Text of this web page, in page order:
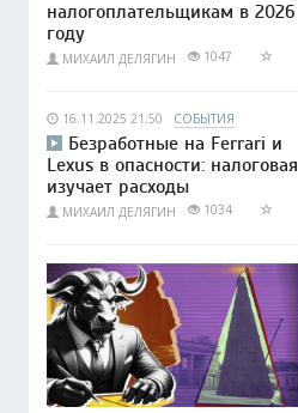
налогоплательщикам в 2026
году
МИХАИЛ ДЕЛЯГИН 1047
16.11.2025 21:50 СОБЫТИЯ
Безработные на Ferrari и
Lexus в опасности: налоговая
изучает расходы
МИХАИЛ ДЕЛЯГИН 1034